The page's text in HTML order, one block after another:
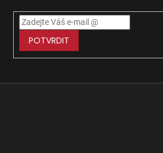
POTVRDIT
Z